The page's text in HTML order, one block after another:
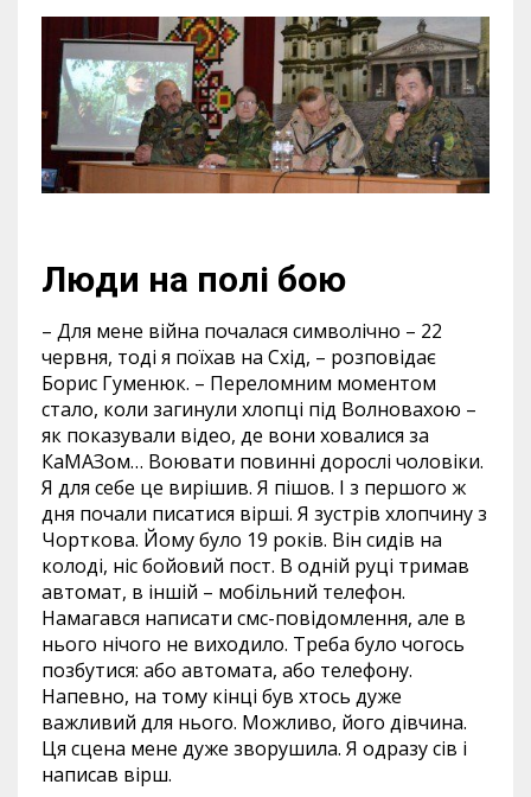
Люди на полі бою
– Для мене війна почалася символічно – 22
червня, тоді я поїхав на Схід, – розповідає
Борис Гуменюк. – Переломним моментом
стало, коли загинули хлопці під Волновахою –
як показували відео, де вони ховалися за
КаМАЗом… Воювати повинні дорослі чоловіки.
Я для себе це вирішив. Я пішов. І з першого ж
дня почали писатися вірші. Я зустрів хлопчину з
Чорткова. Йому було 19 років. Він сидів на
колоді, ніс бойовий пост. В одній руці тримав
автомат, в іншій – мобільний телефон.
Намагався написати смс-повідомлення, але в
нього нічого не виходило. Треба було чогось
позбутися: або автомата, або телефону.
Напевно, на тому кінці був хтось дуже
важливий для нього. Можливо, його дівчина.
Ця сцена мене дуже зворушила. Я одразу сів і
написав вірш.